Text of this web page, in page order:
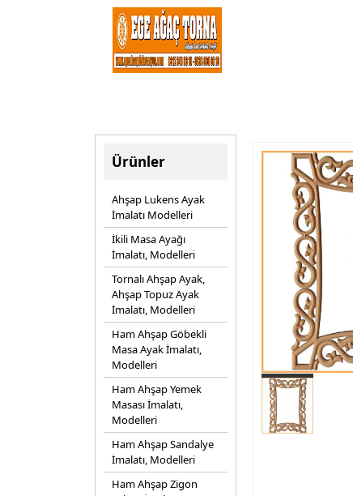
Ürünler
Ahşap Lukens Ayak
İmalatı Modelleri
İkili Masa Ayağı
İmalatı, Modelleri
Tornalı Ahşap Ayak,
Ahşap Topuz Ayak
İmalatı, Modelleri
Ham Ahşap Göbekli
Masa Ayak İmalatı,
Modelleri
Ham Ahşap Yemek
Masası İmalatı,
Modelleri
Ham Ahşap Sandalye
İmalatı, Modelleri
Ham Ahşap Zigon